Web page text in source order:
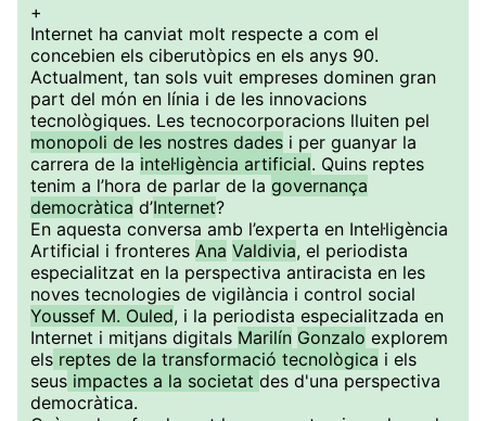
+
Internet ha canviat molt respecte a com el
concebien els ciberutòpics en els anys 90.
Actualment, tan sols vuit empreses dominen gran
part del món en línia i de les innovacions
tecnològiques. Les tecnocorporacions lluiten pel
monopoli de les nostres dades i per guanyar la
carrera de la intel·ligència artificial. Quins reptes
tenim a l’hora de parlar de la governança
democràtica d’Internet?
En aquesta conversa amb l’experta en Intel·ligència
Artificial i fronteres Ana Valdivia, el periodista
especialitzat en la perspectiva antiracista en les
noves tecnologies de vigilància i control social
Youssef M. Ouled, i la periodista especialitzada en
Internet i mitjans digitals Marilín Gonzalo explorem
els reptes de la transformació tecnològica i els
seus impactes a la societat des d'una perspectiva
democràtica.